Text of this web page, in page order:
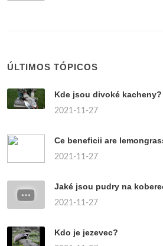
ÚLTIMOS TÓPICOS
Kde jsou divoké kacheny?
2021-11-27
Ce beneficii are
2021-11-27
Jaké jsou pudry na
2021-11-27
Kdo je jezevec?